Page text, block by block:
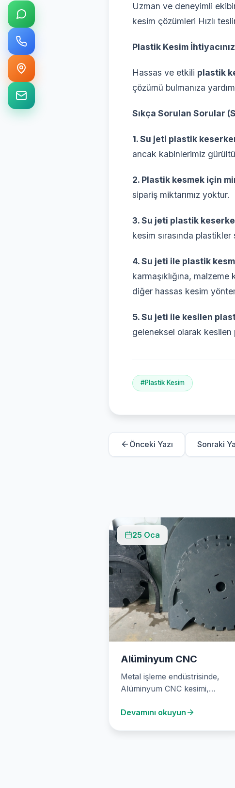
Uzman ve deneyimli
kesim çözümleri Hızlı
Plastik Kesim
Hassas ve etkili plastik
çözümü bulmanıza
Sıkça Sorulan Sorular
1. Su jeti plastik
ancak kabinlerimiz
2. Plastik kesmek için
sipariş miktarımız yoktur.
3. Su jeti plastik
kesim sırasında
4. Su jeti ile plastik
karmaşıklığına,
diğer hassas kesim
5. Su jeti ile kesilen
geleneksel olarak kesilen
#Plastik Kesim
Önceki Yazı Sonraki
25 Oca
Alüminyum CNC
Metal işleme endüstrisinde,
Alüminyum CNC kesimi,
çözümdür. Ankara’da bulunan
Devamını okuyun